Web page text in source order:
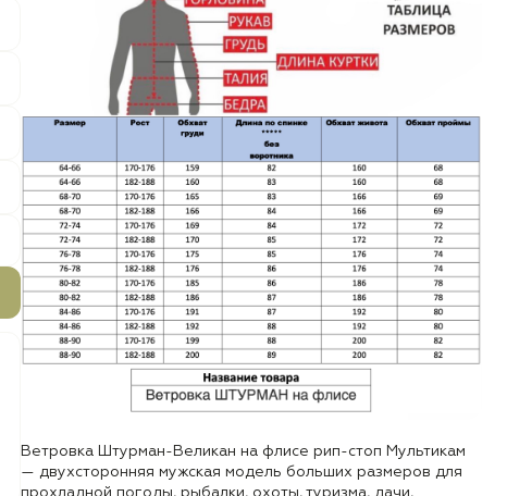
Ветровка Штурман-Великан на флисе рип-стоп Мультикам
— двухсторонняя мужская модель больших размеров для
прохладной погоды, рыбалки, охоты, туризма, дачи,